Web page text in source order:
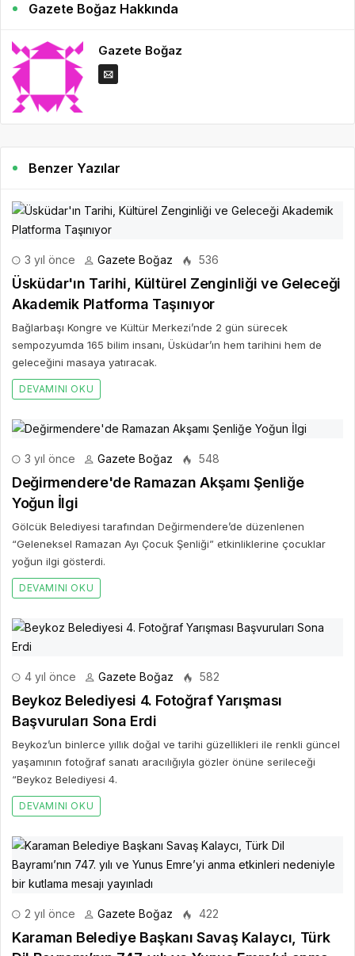
Gazete Boğaz Hakkında
Gazete Boğaz
Benzer Yazılar
3 yıl önce Gazete Boğaz 536
Üsküdar'ın Tarihi, Kültürel Zenginliği ve Geleceği
Akademik Platforma Taşınıyor
Bağlarbaşı Kongre ve Kültür Merkezi’nde 2 gün sürecek
sempozyumda 165 bilim insanı, Üsküdar’ın hem tarihini hem de
geleceğini masaya yatıracak.
DEVAMINI OKU
3 yıl önce Gazete Boğaz 548
Değirmendere'de Ramazan Akşamı Şenliğe
Yoğun İlgi
Gölcük Belediyesi tarafından Değirmendere’de düzenlenen
“Geleneksel Ramazan Ayı Çocuk Şenliği” etkinliklerine çocuklar
yoğun ilgi gösterdi.
DEVAMINI OKU
4 yıl önce Gazete Boğaz 582
Beykoz Belediyesi 4. Fotoğraf Yarışması
Başvuruları Sona Erdi
Beykoz’un binlerce yıllık doğal ve tarihi güzellikleri ile renkli güncel
yaşamının fotoğraf sanatı aracılığıyla gözler önüne serileceği
“Beykoz Belediyesi 4.
DEVAMINI OKU
2 yıl önce Gazete Boğaz 422
Karaman Belediye Başkanı Savaş Kalaycı, Türk